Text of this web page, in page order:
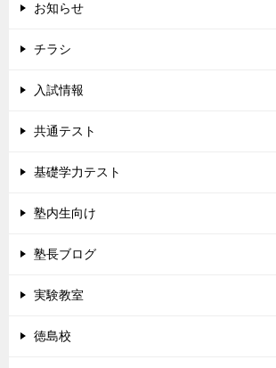
お知らせ
チラシ
入試情報
共通テスト
基礎学力テスト
塾内生向け
塾長ブログ
実験教室
徳島校